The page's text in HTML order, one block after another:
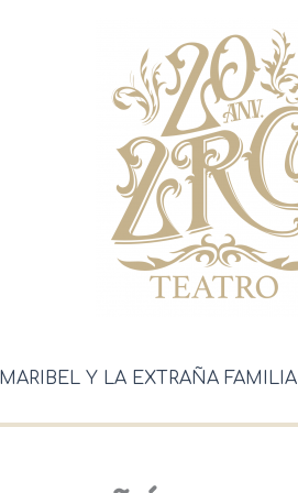
MARIBEL Y LA EXTRAÑA FAMILIA